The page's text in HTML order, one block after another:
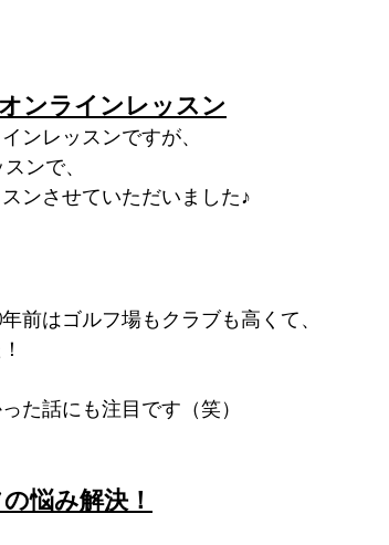
ンラインレッスン
ンレッスンですが、
ンで、
ンさせていただいました♪
前はゴルフ場もクラブも高くて、
た話にも注目です（笑）
悩み解決！